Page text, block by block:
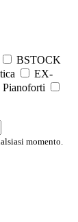
BSTOCK
EX-
Pianoforti
momento.